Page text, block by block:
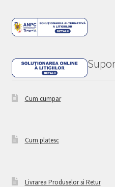
Cum cumpar
Cum platesc
Livrarea Produselor si Retur